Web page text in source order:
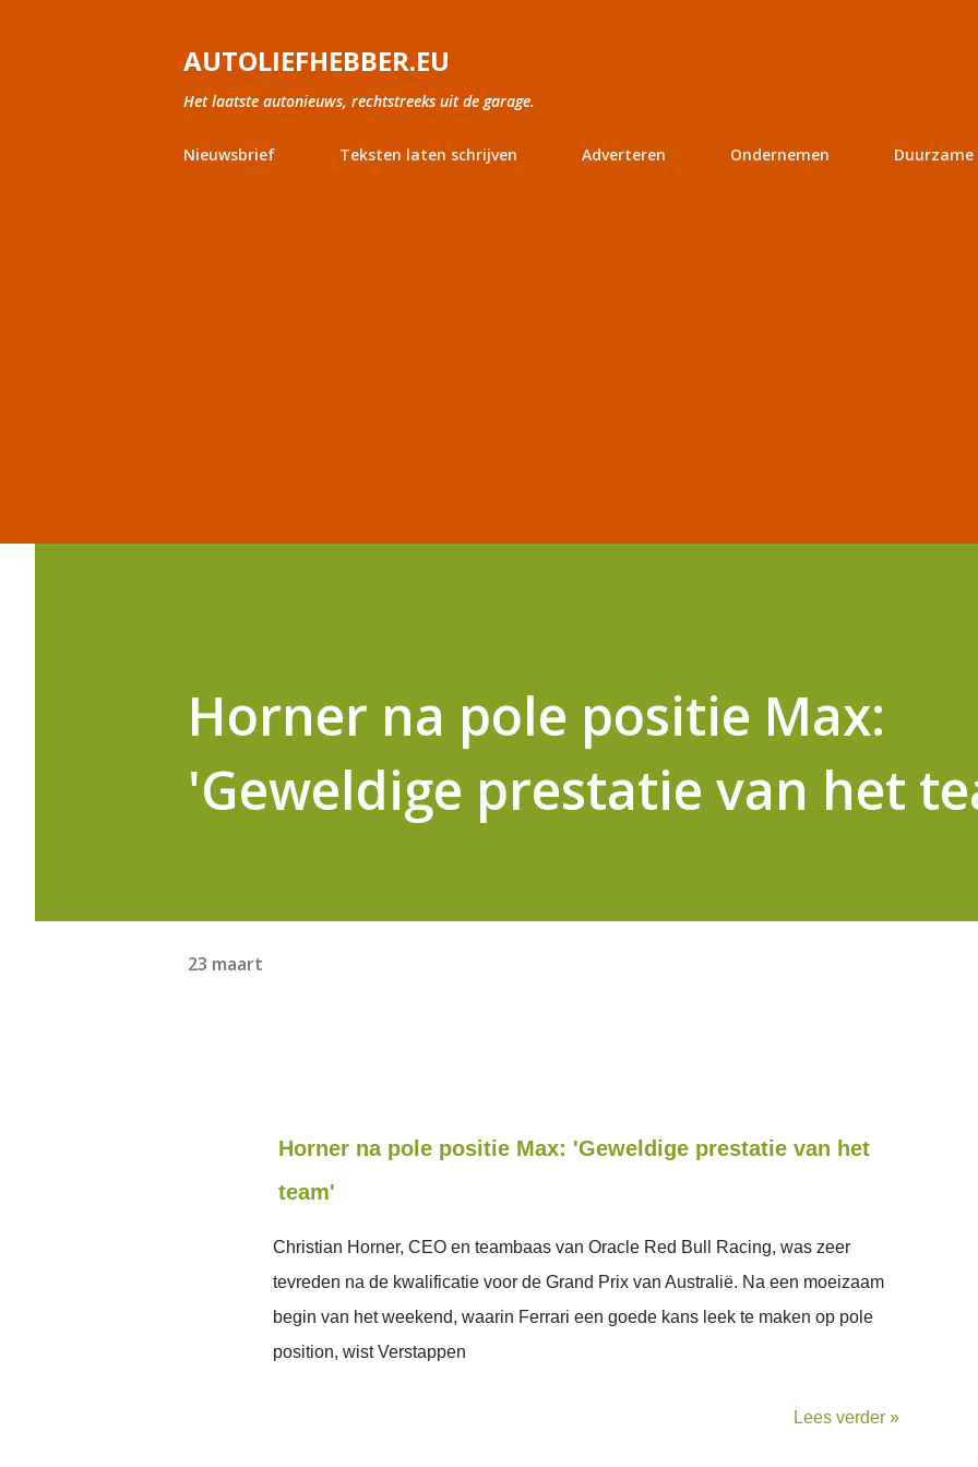
AUTOLIEFHEBBER.EU
Het laatste autonieuws, rechtstreeks uit de garage.
Nieuwsbrief Teksten laten schrijven Adverteren Ondernemen Duurzame
Horner na pole positie Max:
'Geweldige prestatie van het
23 maart
Horner na pole positie Max: 'Geweldige prestatie van het
team'
Christian Horner, CEO en teambaas van Oracle Red Bull Racing, was zeer
tevreden na de kwalificatie voor de Grand Prix van Australië. Na een moeizaam
begin van het weekend, waarin Ferrari een goede kans leek te maken op pole
position, wist Verstappen
Lees verder »